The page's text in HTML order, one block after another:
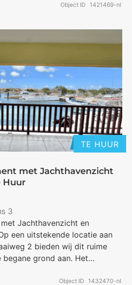
Object ID 1421469-nl
TE HUUR
met Jachthavenzicht
Huur
Object ID 1432470-nl
3
Jachthavenzicht en
een uitstekende locatie aan
2 bieden wij dit ruime
grond aan. Het…